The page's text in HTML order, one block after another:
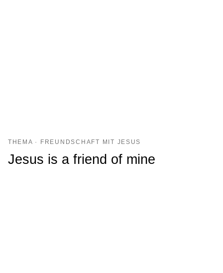
THEMA · FREUNDSCHAFT MIT JESUS
Jesus is a friend of mine